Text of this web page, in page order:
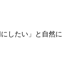
したい」と自然に